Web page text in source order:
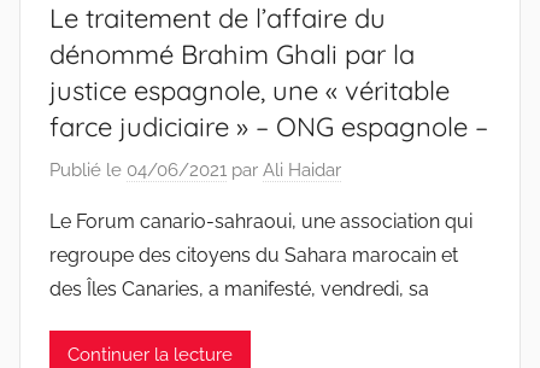
Le traitement de l’affaire du
dénommé Brahim Ghali par la
justice espagnole, une « véritable
farce judiciaire » – ONG espagnole –
Publié le 04/06/2021 par Ali Haidar
Le Forum canario-sahraoui, une association qui
regroupe des citoyens du Sahara marocain et
des Îles Canaries, a manifesté, vendredi, sa
Continuer la lecture